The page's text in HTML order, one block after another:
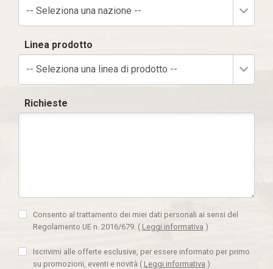
-- Seleziona una nazione --
Linea prodotto
-- Seleziona una linea di prodotto --
Richieste
Consento al trattamento dei miei dati personali ai sensi del
Regolamento UE n. 2016/679. ( Leggi informativa )
Iscrivimi alle offerte esclusive, per essere informato per primo
su promozioni, eventi e novità ( Leggi informativa )